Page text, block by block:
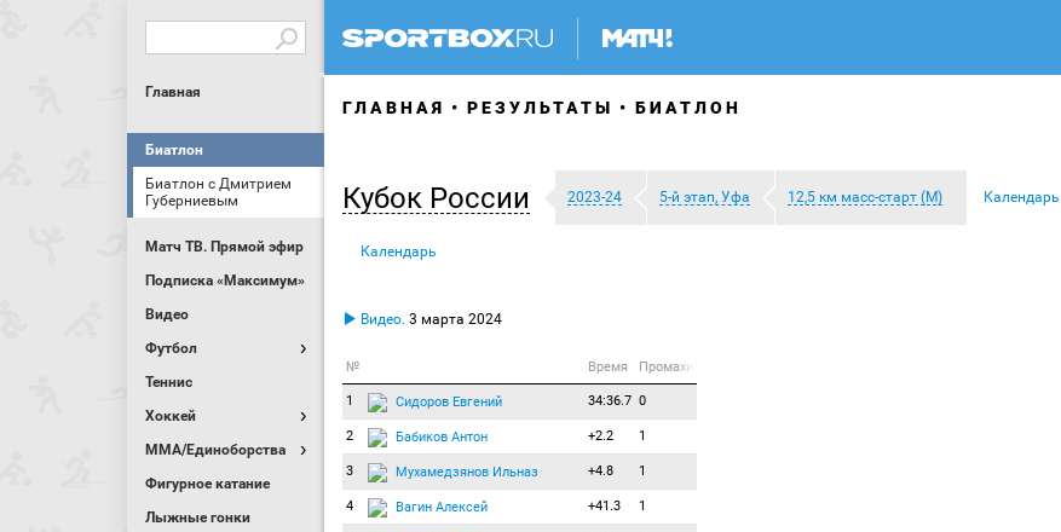
Главная
Биатлон
Биатлон с Дмитрием
Губерниевым
Матч ТВ. Прямой эфир
Подписка «Максимум»
Видео
Футбол
Теннис
Хоккей
MMA/Единоборства
Фигурное катание
Лыжные гонки
ГЛАВНАЯ РЕЗУЛЬТАТЫ БИАТЛОН
Кубок России 2023-24 5-й этап, Уфа 12,5 км масс-старт (М) Календарь
Календарь
Видео. 3 марта 2024
№ Время Промахи
1 Сидоров Евгений 34:36.7 0
2 Бабиков Антон +2.2 1
3 Мухамедзянов Ильназ +4.8 1
4 Вагин Алексей +41.3 1